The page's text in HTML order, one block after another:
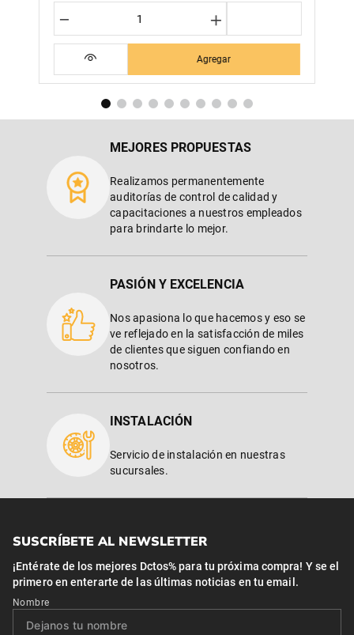
＋
－
Agregar
MEJORES PROPUESTAS
Realizamos permanentemente
auditorías de control de calidad y
capacitaciones a nuestros empleados
para brindarte lo mejor.
PASIÓN Y EXCELENCIA
Nos apasiona lo que hacemos y eso se
ve reflejado en la satisfacción de miles
de clientes que siguen confiando en
nosotros.
INSTALACIÓN
Servicio de instalación en nuestras
sucursales.
SUSCRÍBETE AL NEWSLETTER
¡Entérate de los mejores Dctos% para tu próxima compra! Y se el
primero en enterarte de las últimas noticias en tu email.
Nombre